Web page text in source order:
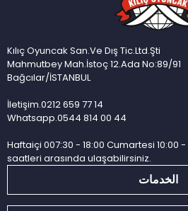
Kılıç Oyuncak San.Ve Dış Tic.Ltd.Şti
Mahmutbey Mah.İstoç 12.Ada No:89/91
Bağcılar/İSTANBUL
İletişim.0212 659 77 14
Whatsapp.0544 814 00 44
Haftaiçi 007:30 - 18:00 Cumartesi 10:00 -
saatleri arasında ulaşabilirsiniz.
الخدمات